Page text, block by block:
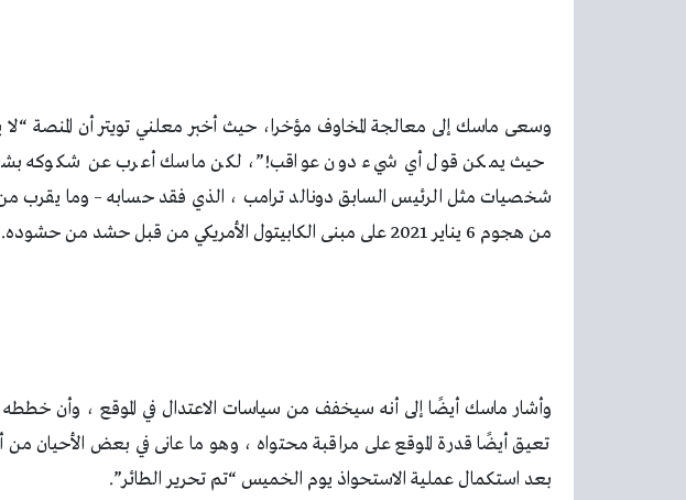
وسعى ماسك إلى معالجة المخاوف مؤخرا، حيث أخبر معلني تويتر أن المنصة
حيث يمكن قول أي شيء دون عواقب!”، لكن ماسك أعرب عن شكوكه بشأن
من هجوم 6 يناير 2021 على مبنى الكابيتول الأمريكي من قبل حشد من حشوده.
وأشار ماسك أيضًا إلى أنه سيخفف من سياسات الاعتدال في الموقع ، وأن خططه
تعيق أيضًا قدرة الموقع على مراقبة محتواه ، وهو ما عانى في بعض الأحيان من
بعد استكمال عملية الاستحواذ يوم الخميس “تم تحرير الطائر”.